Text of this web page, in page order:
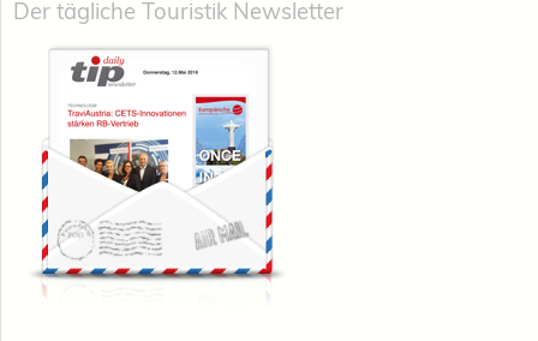
Der tägliche Touristik Newsletter